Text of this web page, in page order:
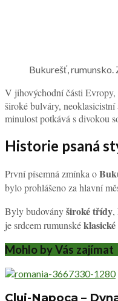
Bukurešť,
V jihovýchodní části Evropy,
široké bulváry,
minulost potkává s divokou
Historie psaná
První písemná zmínka o
bylo prohlášeno za hlavní
Byly budoványširoké třídy,
je srdcem rumunské
Mohlo by Vás zajímat
Cluj-Napoca –